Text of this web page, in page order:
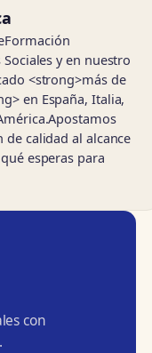
y en nuestro
<strong>más de
en España, Italia,
calidad al alcance
esperas para
con